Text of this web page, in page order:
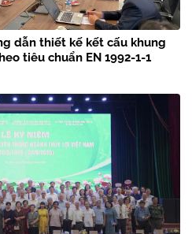
dẫn thiết kế kết cấu khung
tiêu chuẩn EN 1992-1-1